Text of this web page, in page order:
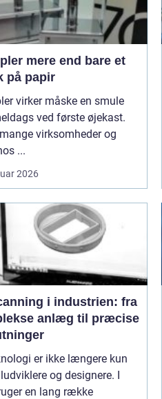
bare et
på papir
virker måske en smule
ved første øjekast.
virksomheder og
...
2026
i industrien: fra
anlæg til præcise
er ikke længere kun
og designere. I
en lang række